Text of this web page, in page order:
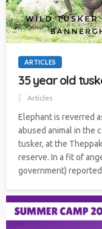
ARTICLES
35 year old
Articles
Elephant is reverred
abused animal in the
tusker, at the
reserve. In a fit of
government)